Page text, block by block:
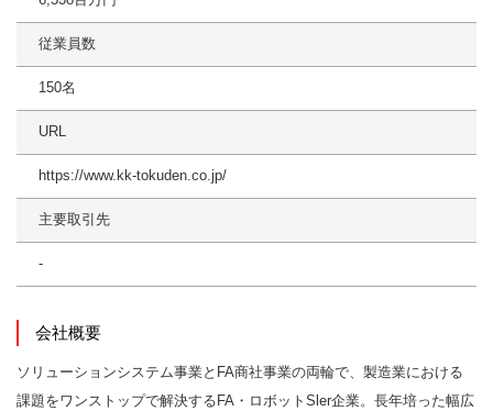
従業員数
150名
URL
https://www.kk-tokuden.co.jp/
主要取引先
-
会社概要
ソリューションシステム事業とFA商社事業の両輪で、製造業における
課題をワンストップで解決するFA・ロボットSler企業。長年培った幅広